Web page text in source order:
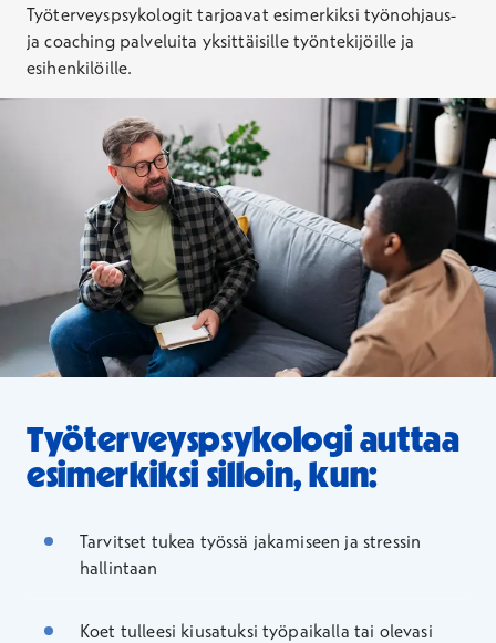
Työterveyspsykologit tarjoavat esimerkiksi työnohjaus-
ja coaching palveluita yksittäisille työntekijöille ja
esihenkilöille.
Työterveyspsykologi auttaa
esimerkiksi silloin, kun:
Tarvitset tukea työssä jakamiseen ja stressin
hallintaan
Koet tulleesi kiusatuksi työpaikalla tai olevasi